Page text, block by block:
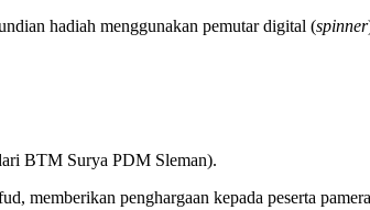
hadiah menggunakan pemutar digital (spinner
BTM Surya PDM Sleman).
memberikan penghargaan kepada peserta